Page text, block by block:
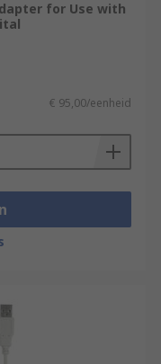
for Use with
€ 95,00/eenheid